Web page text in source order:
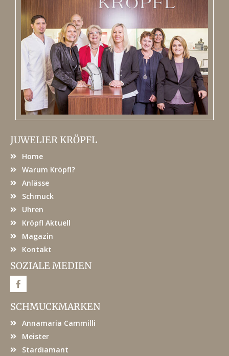
JUWELIER KRÖPFL
Home
Warum Kröpfl?
Anlässe
Schmuck
Uhren
Kröpfl Aktuell
Magazin
Kontakt
SOZIALE MEDIEN
F
a
e
b
o
SCHMUCKMARKEN
Annamaria Cammilli
Meister
Stardiamant